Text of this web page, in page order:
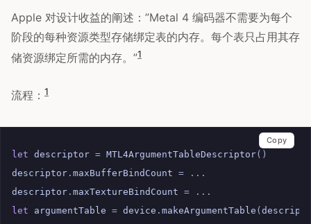
Apple 对设计收益的阐述：”Metal 4 编码器不需要为每个
阶段的每种资源类型存储绑定表的内存。每个表只占用其存
储资源绑定所需的内存。”1
流程： 1
let descriptor = MTL4ArgumentTableDescriptor()
descriptor . maxBufferBindCount =
...
descriptor . maxTextureBindCount =
...
let
argumentTable = device . makeArgumentTable (
Copy